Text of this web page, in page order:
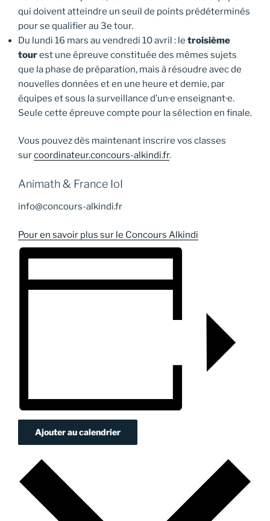
qui doivent atteindre un seuil de points prédéterminés
pour se qualifier au 3e tour.
Du lundi 16 mars au vendredi 10 avril : le troisième
tourest une épreuve constituée des mêmes sujets
que la phase de préparation, mais à résoudre avec de
nouvelles données et en une heure et demie, par
équipes et sous la surveillance d’un·e enseignant·e.
Seule cette épreuve compte pour la sélection en finale.
Vous pouvez dès maintenant inscrire vos classes
surcoordinateur.concours-alkindi.fr.
Animath & France IoI
info@concours-alkindi.fr
Pour en savoir plus sur le Concours Alkindi
Ajouter au calendrier